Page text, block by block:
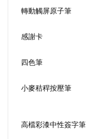
轉動觸屏原子筆
感謝卡
四色筆
小麥秸稈按壓筆
高檔彩漆中性簽字筆